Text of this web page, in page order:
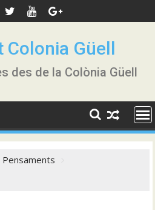
Colonia Güell
des de la Colònia Güell
Pensaments